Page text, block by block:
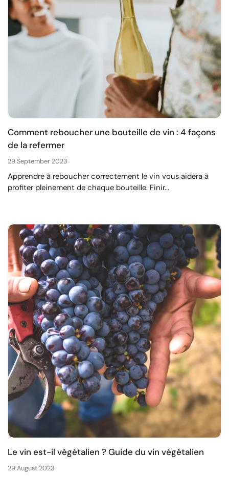
Comment reboucher une bouteille de vin : 4 façons
de la refermer
29 September 2023
Apprendre à reboucher correctement le vin vous aidera à
profiter pleinement de chaque bouteille. Finir...
Le vin est-il végétalien ? Guide du vin végétalien
29 August 2023